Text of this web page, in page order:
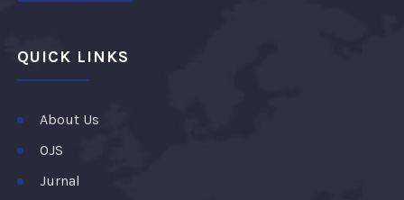
QUICK LINKS
About Us
OJS
Jurnal